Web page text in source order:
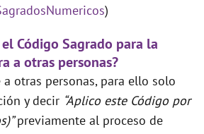
)
Código Sagrado para la
a otras personas?
a otras personas, para ello solo
y decir “Aplico este Código por
previamente al proceso de